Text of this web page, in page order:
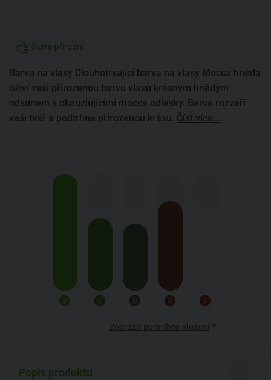
Semi-přírodní
Barva na vlasy Dlouhotrvající barva na vlasy Mocca hnědá
oživí vaši přirozenou barvu vlasů krásným hnědým
odstínem s okouzlujícími mocca odlesky. Barva rozzáří
vaši tvář a podtrhne přirozenou krásu. Číst více...
Zobrazit podrobné složení >
Popis produktu